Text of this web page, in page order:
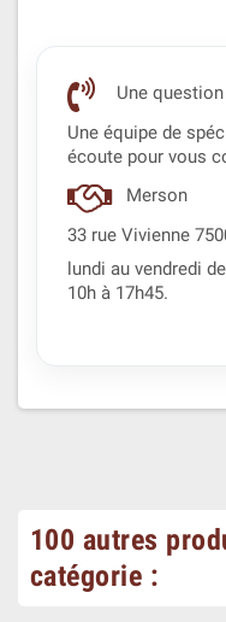
Une
Une équipe de
écoute pour vous
Merson
33 rue Vivienne
lundi au vendredi
10h à 17h45.
100 autres
catégorie :